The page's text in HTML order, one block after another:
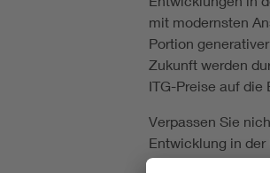
mit modernsten
Portion
Zukunft werden
ITG-Preise auf die
Verpassen Sie
Entwicklung in
von